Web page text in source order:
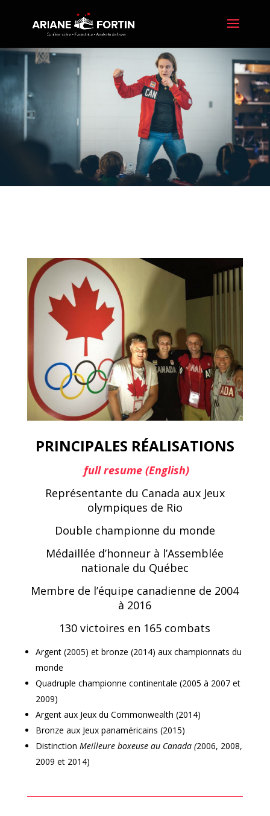
PRINCIPALES RÉALISATIONS
full resume (English)
Représentante du Canada aux Jeux
olympiques de Rio
Double championne du monde
Médaillée d’honneur à l’Assemblée
nationale du Québec
Membre de l’équipe canadienne de 2004
à 2016
130 victoires en 165 combats
Argent (2005) et bronze (2014) aux championnats du
monde
Quadruple championne continentale (2005 à 2007 et
2009)
Argent aux Jeux du Commonwealth (2014)
Bronze aux Jeux panaméricains (2015)
Distinction Meilleure boxeuse au Canada (2006, 2008,
2009 et 2014)